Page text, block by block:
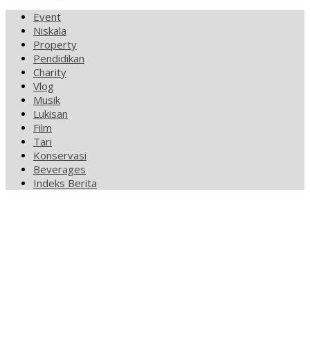
Event
Niskala
Property
Pendidikan
Charity
Vlog
Musik
Lukisan
Film
Tari
Konservasi
Beverages
Indeks Berita